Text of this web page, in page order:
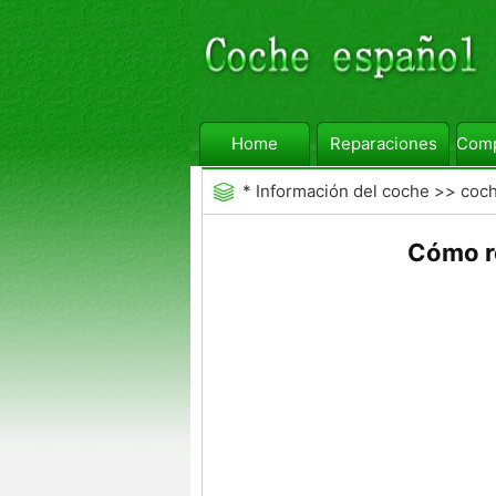
Home Reparaciones
* Información del coche >>
Cómo